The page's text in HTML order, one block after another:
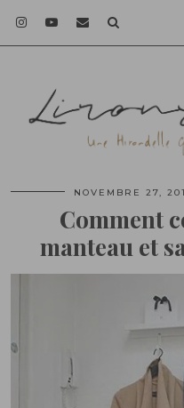
NOVEMBRE 27,
Comment
manteau et